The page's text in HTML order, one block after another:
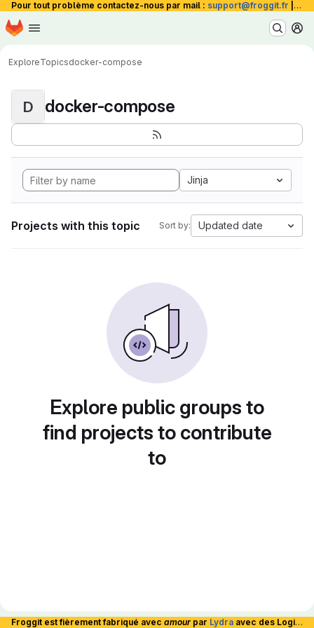
Pour tout problème contactez-nous par mail : support@froggit.fr La
Skip to main content
Homepage
ExploreTopicsdocker-compose
D docker-compose
Jinja
Projects with this topic Sort by: Updated date
Explore public groups to
find projects to contribute
to
Froggit est fièrement fabriqué avec amour par Lydra avec des Logiciels Libres et hébergé en